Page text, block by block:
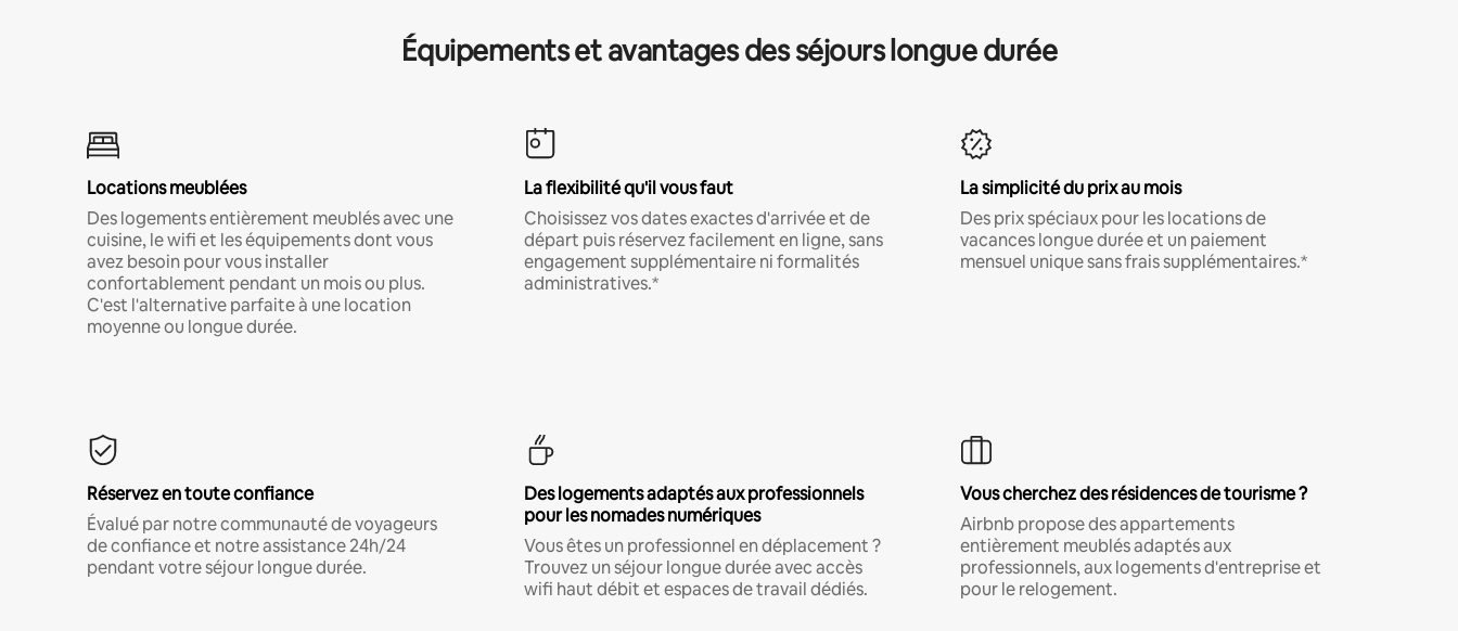
Équipements et avantages des séjours longue durée
Locations meublées
Des logements entièrement meublés avec une
cuisine, le wifi et les équipements dont vous
avez besoin pour vous installer
confortablement pendant un mois ou plus.
C'est l'alternative parfaite à une location
moyenne ou longue durée.
La flexibilité qu'il vous faut
Choisissez vos dates exactes d'arrivée et de
départ puis réservez facilement en ligne, sans
engagement supplémentaire ni formalités
administratives.*
La simplicité du prix au mois
Des prix spéciaux pour les locations de
vacances longue durée et un paiement
mensuel unique sans frais supplémentaires.*
Réservez en toute confiance
Évalué par notre communauté de voyageurs
de confiance et notre assistance 24h/24
pendant votre séjour longue durée.
Des logements adaptés aux professionnels
pour les nomades numériques
Vous êtes un professionnel en déplacement ?
Trouvez un séjour longue durée avec accès
wifi haut débit et espaces de travail dédiés.
Vous cherchez des résidences de tourisme ?
Airbnb propose des appartements
entièrement meublés adaptés aux
professionnels, aux logements d'entreprise et
pour le relogement.